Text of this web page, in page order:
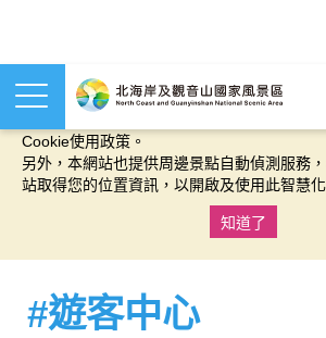
本網站使用cookies等相關技術以持續優化網
Cookie使用政策。
另外，本網站也提供周邊景點自動偵測服務
站取得您的位置資訊，以開啟及使用此智慧化
知道了
#遊客中心